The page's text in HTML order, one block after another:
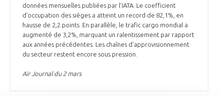
données mensuelles publiées par l’IATA. Le coefficient
d’occupation des sièges a atteint un record de 82,1%, en
hausse de 2,2 points. En parallèle, le trafic cargo mondial a
augmenté de 3,2%, marquant un ralentissement par rapport
aux années précédentes. Les chaînes d’approvisionnement
du secteur restent encore sous pression.
Air Journal du 2 mars